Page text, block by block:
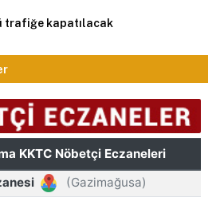
trafiğe kapatılacak